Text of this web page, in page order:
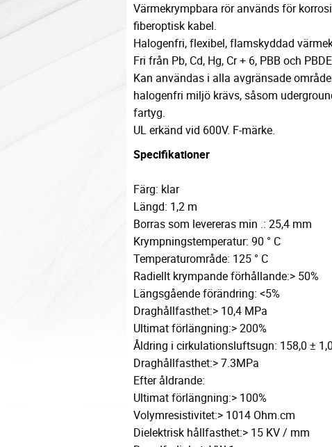
Värmekrympbara rör används för
fiberoptisk kabel.
Halogenfri, flexibel, flamskyddad
Fri från Pb, Cd, Hg, Cr + 6, PBB och
Kan användas i alla avgränsade
halogenfri miljö krävs, såsom
fartyg.
UL erkänd vid 600V. F-märke.
Specifikationer
Färg: klar
Längd: 1,2 m
Borras som levereras min .: 25,4 mm
Krympningstemperatur: 90 ° C
Temperaturområde: 125 ° C
Radiellt krympande förhållande:> 50%
Längsgående förändring: <5%
Draghållfasthet:> 10,4 MPa
Ultimat förlängning:> 200%
Åldring i cirkulationsluftsugn: 158,0 ±
Draghållfasthet:> 7.3MPa
Efter åldrande:
Ultimat förlängning:> 100%
Volymresistivitet:> 1014 Ohm.cm
Dielektrisk hållfasthet:> 15 KV / mm